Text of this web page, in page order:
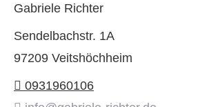
Gabriele Richter
Sendelbachstr. 1A
97209 Veitshöchheim
0931960106